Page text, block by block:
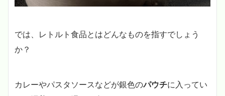
では、レトルト食品とはどんなものを指すでしょう
か？
カレーやパスタソースなどが銀色のパウチに入ってい